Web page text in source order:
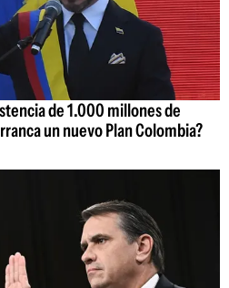
de 1.000 millones de
un nuevo Plan Colombia?